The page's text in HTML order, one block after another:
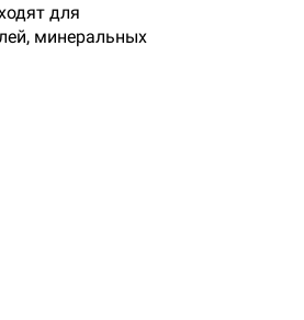
для
минеральных